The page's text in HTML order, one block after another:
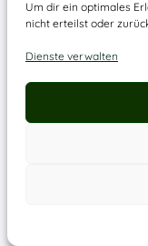
Um dir ein optimales
nicht erteilst oder
Dienste verwalten